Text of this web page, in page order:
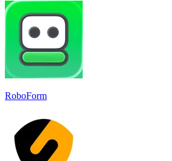
RoboForm